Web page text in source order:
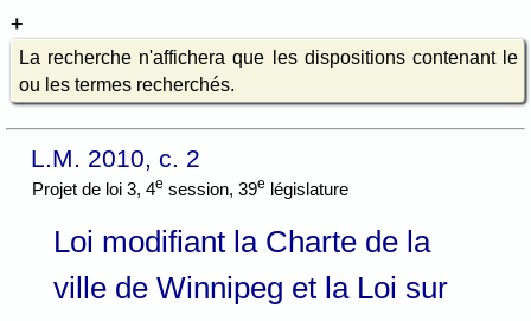
La recherche n'affichera que les dispositions contenant le
ou les termes recherchés.
L.M. 2010, c. 2
Projet de loi 3, 4e session, 39e législature
Loi modifiant la Charte de la
ville de Winnipeg et la Loi sur